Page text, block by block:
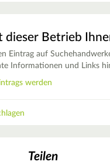
dieser Betrieb
Eintrag auf
Informationen und Links
werden
Teilen